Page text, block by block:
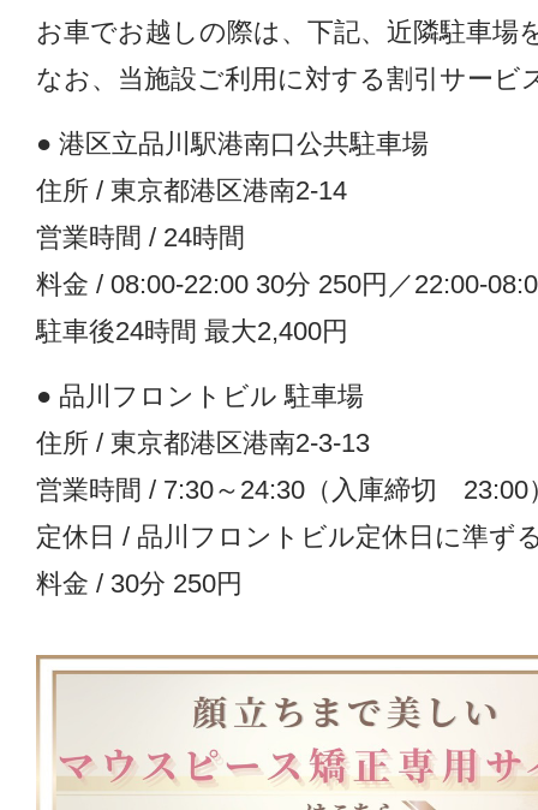
お車でお越しの際は、下記、近隣駐車場
なお、当施設ご利用に対する割引サービ
● 港区立品川駅港南口公共駐車場
住所 / 東京都港区港南2-14
営業時間 / 24時間
料金 / 08:00-22:00 30分 250円／22:00-
駐車後24時間 最大2,400円
● 品川フロントビル 駐車場
住所 / 東京都港区港南2-3-13
営業時間 / 7:30～24:30（入庫締切 23:00
定休日 / 品川フロントビル定休日に準ず
料金 / 30分 250円